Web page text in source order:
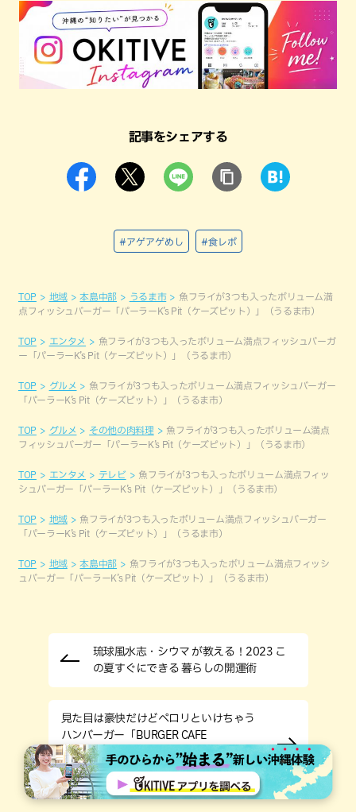
記事をシェアする
#アゲアゲめし #食レポ
TOP 地域 本島中部 うるま市
魚フライが3つも入ったボリューム満
点フィッシュバーガー「パーラーK’s Pit（ケーズピット）」（うるま市）
TOP エンタメ
魚フライが3つも入ったボリューム満点フィッシュバーガ
ー「パーラーK’s Pit（ケーズピット）」（うるま市）
TOP グルメ
魚フライが3つも入ったボリューム満点フィッシュバーガー
「パーラーK’s Pit（ケーズピット）」（うるま市）
TOP グルメ その他の肉料理
魚フライが3つも入ったボリューム満点
フィッシュバーガー「パーラーK’s Pit（ケーズピット）」（うるま市）
TOP エンタメ テレビ
魚フライが3つも入ったボリューム満点フィッ
シュバーガー「パーラーK’s Pit（ケーズピット）」（うるま市）
TOP 地域
魚フライが3つも入ったボリューム満点フィッシュバーガー
「パーラーK’s Pit（ケーズピット）」（うるま市）
TOP 地域 本島中部
魚フライが3つも入ったボリューム満点フィッシ
ュバーガー「パーラーK’s Pit（ケーズピット）」（うるま市）
琉球風水志・シウマ が教える！2023 こ
の夏すぐにできる 暮らしの開運術
見た目は豪快だけどペロリといけちゃう
ハンバーガー「BURGER CAFE
GNOTI（バーガーカフェ ノティ）」（宜
野湾市）